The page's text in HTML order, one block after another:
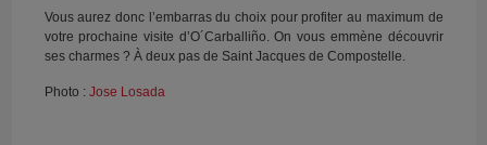
Vous aurez donc l’embarras du choix pour profiter au maximum de
votre prochaine visite d’O´Carballiño. On vous emmène découvrir
ses charmes ? À deux pas de Saint Jacques de Compostelle.
Photo : Jose Losada